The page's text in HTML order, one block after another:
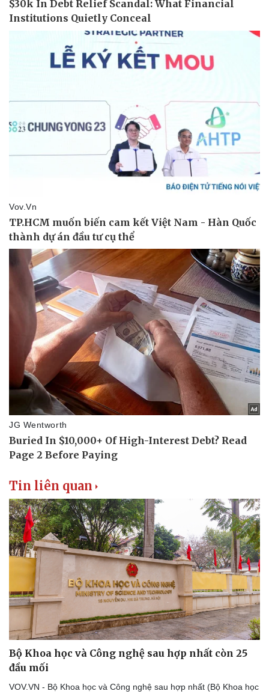
Pháp luật
Tin nóng
Quân sự - Quốc phòng
Vũ khí
Tin liên quan
Bộ Khoa học và Công nghệ sau hợp nhất còn 25
đầu mối
VOV.VN - Bộ Khoa học và Công nghệ sau hợp nhất (Bộ Khoa học